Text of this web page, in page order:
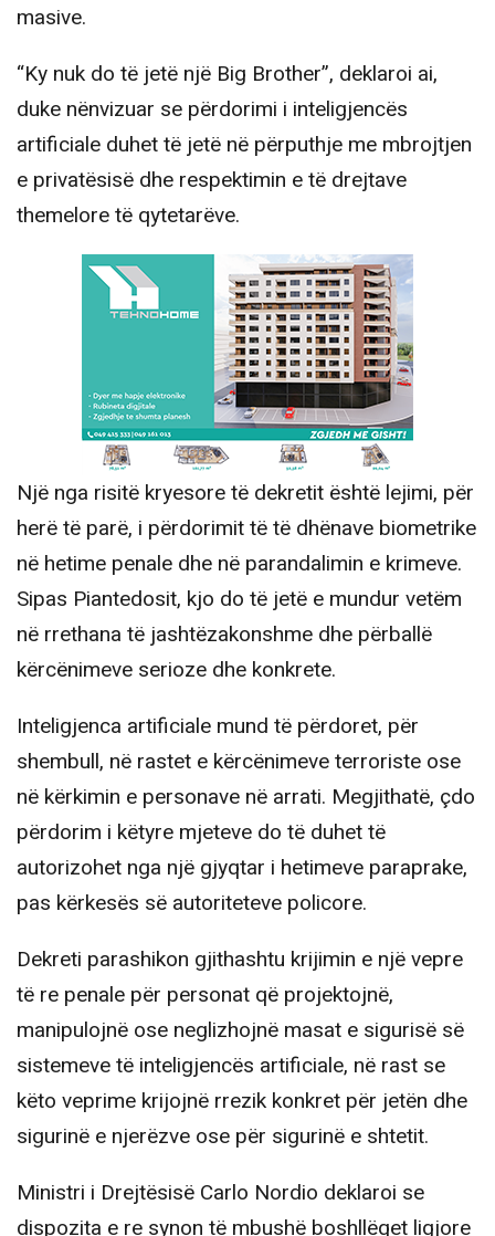
masive.
“Ky nuk do të jetë një Big Brother”, deklaroi ai,
duke nënvizuar se përdorimi i inteligjencës
artificiale duhet të jetë në përputhje me mbrojtjen
e privatësisë dhe respektimin e të drejtave
themelore të qytetarëve.
Një nga risitë kryesore të dekretit është lejimi, për
herë të parë, i përdorimit të të dhënave biometrike
në hetime penale dhe në parandalimin e krimeve.
Sipas Piantedosit, kjo do të jetë e mundur vetëm
në rrethana të jashtëzakonshme dhe përballë
kërcënimeve serioze dhe konkrete.
Inteligjenca artificiale mund të përdoret, për
shembull, në rastet e kërcënimeve terroriste ose
në kërkimin e personave në arrati. Megjithatë, çdo
përdorim i këtyre mjeteve do të duhet të
autorizohet nga një gjyqtar i hetimeve paraprake,
pas kërkesës së autoriteteve policore.
Dekreti parashikon gjithashtu krijimin e një vepre
të re penale për personat që projektojnë,
manipulojnë ose neglizhojnë masat e sigurisë së
sistemeve të inteligjencës artificiale, në rast se
këto veprime krijojnë rrezik konkret për jetën dhe
sigurinë e njerëzve ose për sigurinë e shtetit.
Ministri i Drejtësisë Carlo Nordio deklaroi se
dispozita e re synon të mbushë boshllëqet ligjore